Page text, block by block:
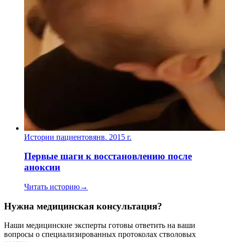
Истории пациентовянв. 2015 г.
Первые шаги к восстановлению после
аноксии
Читать историю→
Нужна медицинская консультация?
Наши медицинские эксперты готовы ответить на ваши
вопросы о специализированных протоколах стволовых